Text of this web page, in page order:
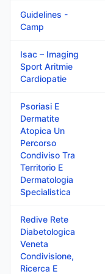
Guidelines -
Camp
Isac – Imaging
Sport Aritmie
Cardiopatie
Psoriasi E
Dermatite
Atopica Un
Percorso
Condiviso Tra
Territorio E
Dermatologia
Specialistica
Redive Rete
Diabetologica
Veneta
Condivisione,
Ricerca E